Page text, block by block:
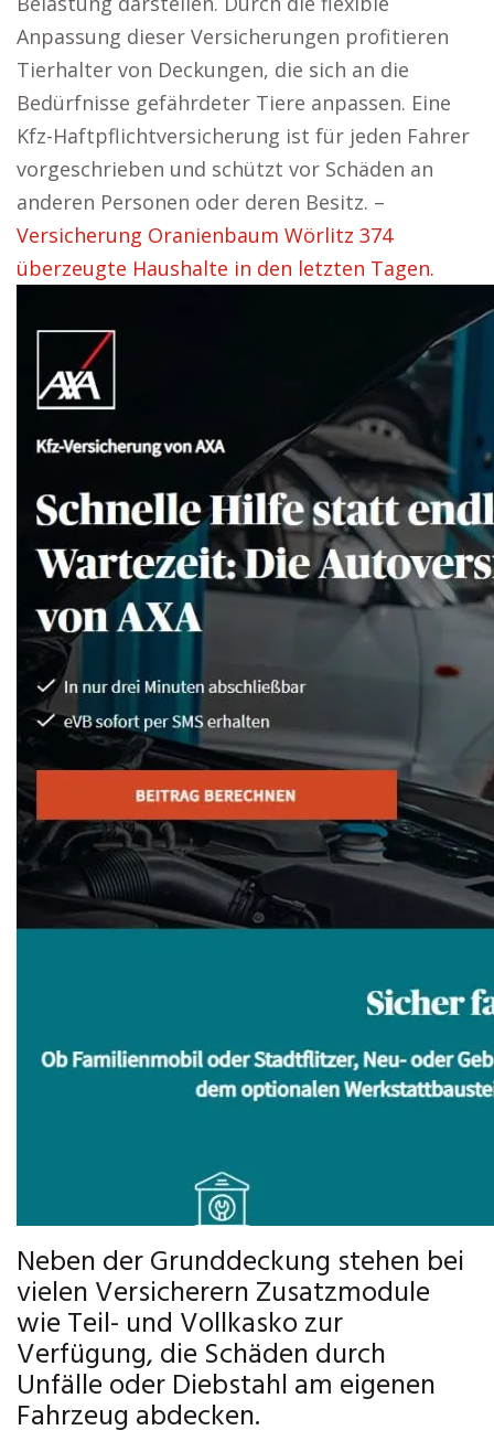
Anpassung dieser Versicherungen profitieren
Tierhalter von Deckungen, die sich an die
Bedürfnisse gefährdeter Tiere anpassen. Eine
Kfz-Haftpflichtversicherung ist für jeden Fahrer
vorgeschrieben und schützt vor Schäden an
anderen Personen oder deren Besitz. –
Versicherung Oranienbaum Wörlitz 374
überzeugte Haushalte in den letzten Tagen.
Neben der Grunddeckung stehen bei
vielen Versicherern Zusatzmodule
wie Teil- und Vollkasko zur
Verfügung, die Schäden durch
Unfälle oder Diebstahl am eigenen
Fahrzeug abdecken.